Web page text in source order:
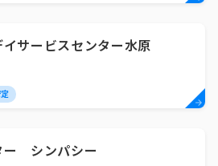
サービスセンター水原
ー シンパシー